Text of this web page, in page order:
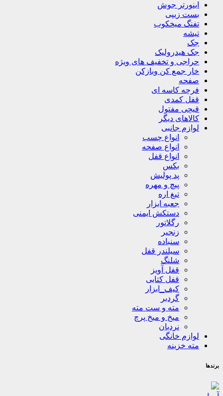
اینورتر جوش
بست زیپی
تفنگ میخکوب
تیشه
جک
جک هیدرولیک
حراجی و تخفیف های ویژه
خار جمع کن وبازکن
صفحه
فرچه کاسه ای
قفل کمدی
قیچی مفتول
کالاهای دیگر
لوازم جانبی
انواع چسب
انواع صفحه
انواع قفل
بکس
پد پولیش
پیچ و مهره
تیغ اره
جعبه ابزار
دستکش ایمنی
رگلاتور
زنجیر
سنباده
سیلندر قفل
شلنگ
قفل آویز
قفل کتابی
کیف_ابزار
گردبر
مته و ست مته
میخ و میخ پرچ
نردبان
لوازم خانگی
مته خزینه
برندها